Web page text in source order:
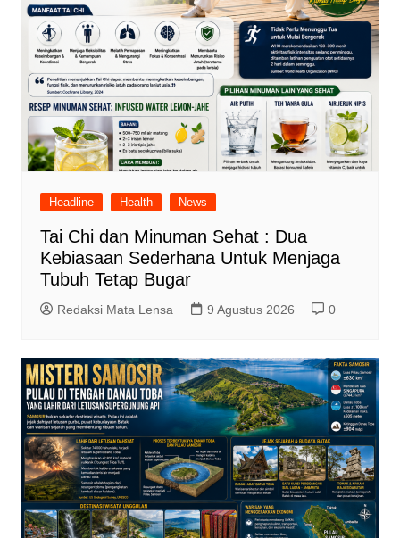
Headline Health News
Tai Chi dan Minuman Sehat : Dua
Kebiasaan Sederhana Untuk Menjaga
Tubuh Tetap Bugar
Redaksi Mata Lensa 9 Agustus 2026 0